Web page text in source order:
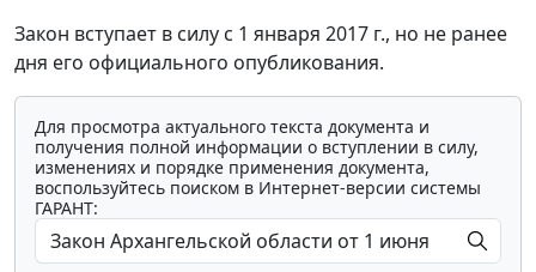
Закон вступает в силу с 1 января 2017 г., но не ранее
дня его официального опубликования.
Для просмотра актуального текста документа и
получения полной информации о вступлении в силу,
изменениях и порядке применения документа,
воспользуйтесь поиском в Интернет-версии системы
ГАРАНТ: